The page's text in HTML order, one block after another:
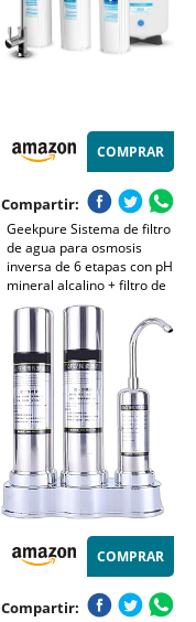
COMPRAR
Compartir:
Geekpure Sistema de filtro
de agua para osmosis
inversa de 6 etapas con pH
mineral alcalino + filtro de
reiniciación 75GPD
COMPRAR
Compartir: